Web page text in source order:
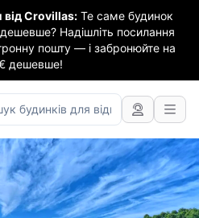
від Crovillas: Те саме будинок
Надішліть посилання
пошту — і забронюйте на
дешевше!